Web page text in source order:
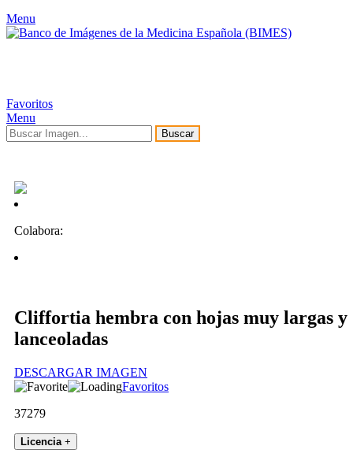
Menu
Favoritos
Menu
Buscar
Colabora:
Cliffortia hembra con hojas muy largas y
lanceoladas
DESCARGAR IMAGEN
Favoritos
37279
Licencia +